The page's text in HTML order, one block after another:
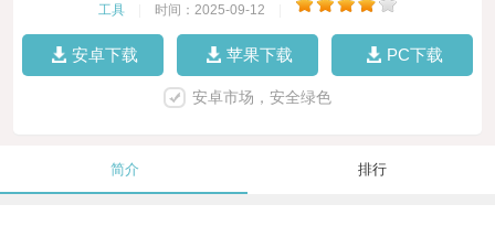
工具 时间：2025-09-12
安卓下载 苹果下载 PC下载
安卓市场，安全绿色
简介 排行